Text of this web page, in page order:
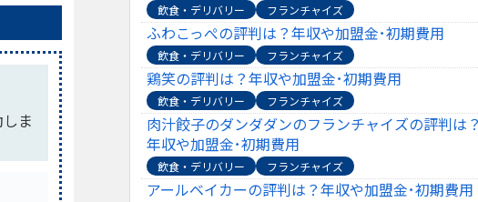
ま
飲食・デリバリー フランチャイズ
ふわこっぺの評判は？年収や加盟金･初期費用
飲食・デリバリー フランチャイズ
鶏笑の評判は？年収や加盟金･初期費用
飲食・デリバリー フランチャイズ
肉汁餃子のダンダダンのフランチャイズの評判は
年収や加盟金･初期費用
飲食・デリバリー フランチャイズ
アールベイカーの評判は？年収や加盟金･初期費用